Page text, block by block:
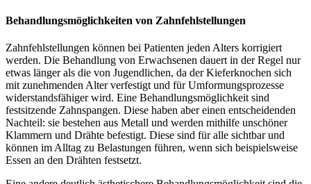
Behandlungsmöglichkeiten von Zahnfehlstellungen
Zahnfehlstellungen können bei Patienten jeden Alters korrigiert
werden. Die Behandlung von Erwachsenen dauert in der Regel nur
etwas länger als die von Jugendlichen, da der Kieferknochen sich
mit zunehmenden Alter verfestigt und für Umformungsprozesse
widerstandsfähiger wird. Eine Behandlungsmöglichkeit sind
festsitzende Zahnspangen. Diese haben aber einen entscheidenden
Nachteil: sie bestehen aus Metall und werden mithilfe unschöner
Klammern und Drähte befestigt. Diese sind für alle sichtbar und
können im Alltag zu Belastungen führen, wenn sich beispielsweise
Essen an den Drähten festsetzt.